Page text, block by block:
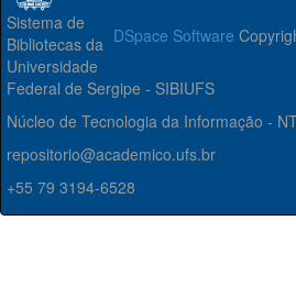
DSpace Software
Sistema de
Bibliotecas da
Universidade
Federal de Sergipe - SIBIUFS
Núcleo de Tecnologia da Informação -
repositorio@academico.ufs.br
+55 79 3194-6528